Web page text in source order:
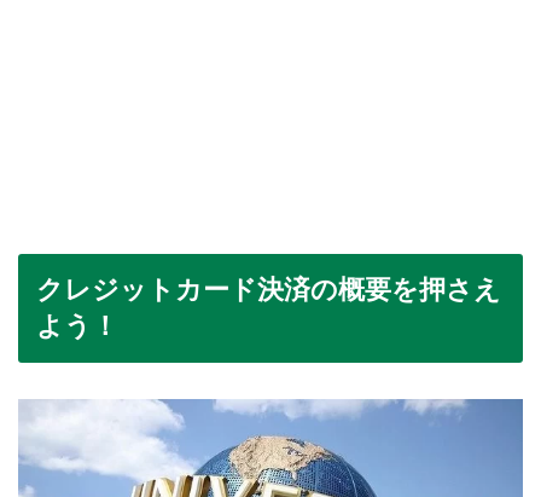
クレジットカード決済の概要を押さえ
よう！